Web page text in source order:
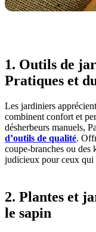
1. Outils de
Pratiques et
Les jardiniers
combinent confort et
désherbeurs manuels,
d’outils de qualité.
coupe-branches ou
judicieux pour ceux qui
2. Plantes et
le sapin